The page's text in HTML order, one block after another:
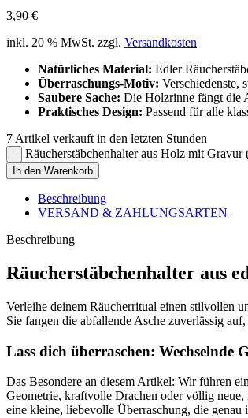
3,90 €
inkl. 20 % MwSt. zzgl. Versandkosten
Natürliches Material: Edler
Überraschungs-Motiv: Verschiedenste,
Saubere Sache: Die Holzrinne fängt die
Praktisches Design: Passend für alle
7 Artikel verkauft in den letzten Stunden
Räucherstäbchenhalter aus Holz mit
In den Warenkorb
Beschreibung
VERSAND & ZAHLUNGSARTEN
Beschreibung
Räucherstäbchenhalter aus
Verleihe deinem Räucherritual einen stilvollen
Sie fangen die abfallende Asche zuverlässig
Lass dich überraschen: Wechselnde
Das Besondere an diesem Artikel: Wir führen
Geometrie, kraftvolle Drachen oder völlig
eine kleine, liebevolle Überraschung, die